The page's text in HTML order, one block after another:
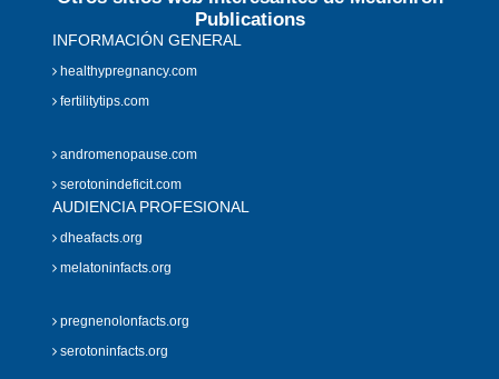
Publications
INFORMACIÓN GENERAL
healthypregnancy.com
fertilitytips.com
andromenopause.com
serotonindeficit.com
AUDIENCIA PROFESIONAL
dheafacts.org
melatoninfacts.org
pregnenolonfacts.org
serotoninfacts.org